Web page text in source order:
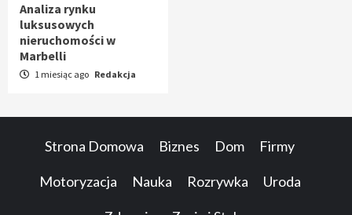
Analiza rynku
luksusowych
nieruchomości w
Marbelli
1 miesiąc ago Redakcja
Strona Domowa Biznes Dom Firmy
Motoryzacja Nauka Rozrywka Uroda